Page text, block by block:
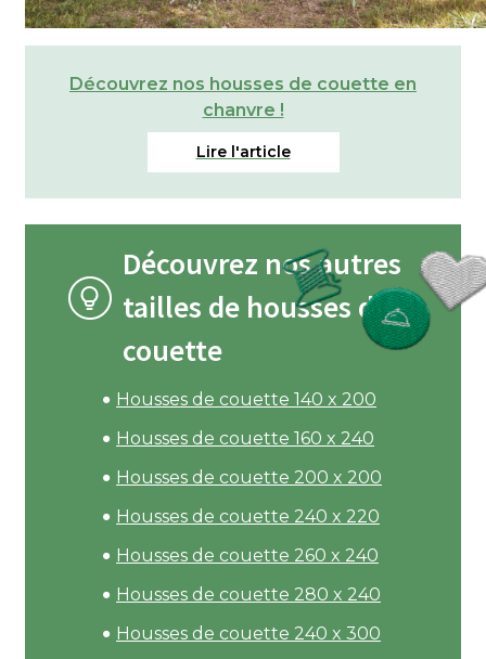
Découvrez nos housses de couette en
chanvre !
Découvrez nos autres
tailles de housses de
couette
Housses de couette 140 x 200
Housses de couette 160 x 240
Housses de couette 200 x 200
Housses de couette 240 x 220
Housses de couette 260 x 240
Housses de couette 280 x 240
Housses de couette 240 x 300